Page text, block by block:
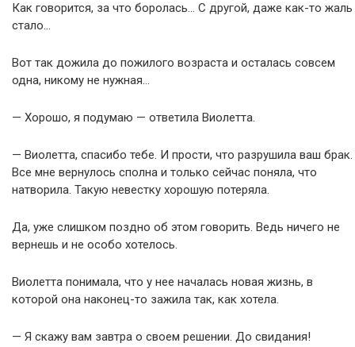
Как говорится, за что боролась… С другой, даже как-то жаль
стало…
Вот так дожила до пожилого возраста и осталась совсем
одна, никому не нужная…
— Хорошо, я подумаю — ответила Виолетта.
— Виолетта, спасибо тебе. И прости, что разрушила ваш брак.
Все мне вернулось сполна и только сейчас поняла, что
натворила. Такую невестку хорошую потеряла.
Да, уже слишком поздно об этом говорить. Ведь ничего не
вернешь и не особо хотелось.
Виолетта понимала, что у нее началась новая жизнь, в
которой она наконец-то зажила так, как хотела.
— Я скажу вам завтра о своем решении. До свидания!